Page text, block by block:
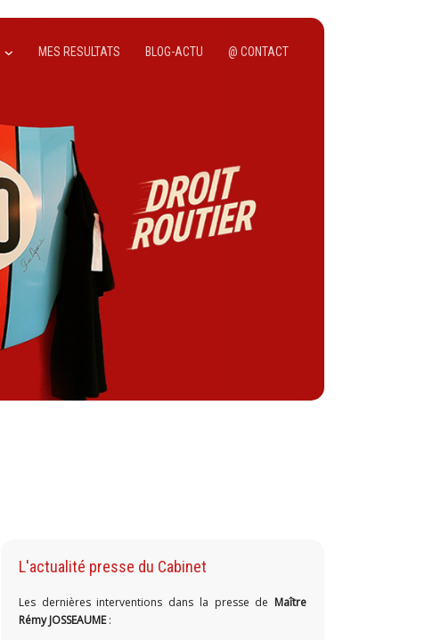
MES RESULTATS BLOG-ACTU @ CONTACT
L'actualité presse du Cabinet
Les dernières interventions dans la presse de Maître
Rémy JOSSEAUME: